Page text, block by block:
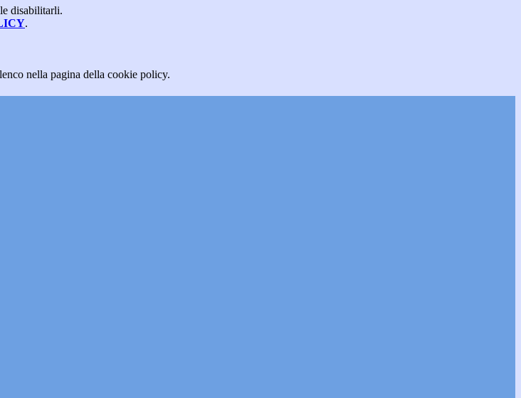
disabilitarli.
.
nella pagina della cookie policy.